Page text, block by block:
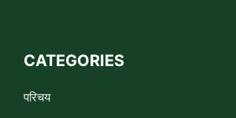
CATEGORIES
परिचय